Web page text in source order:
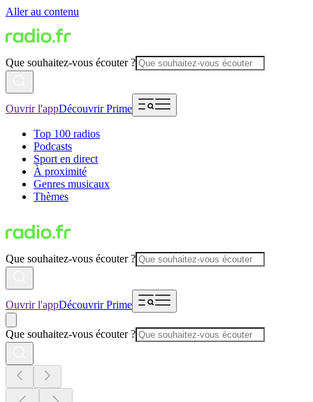
Aller au contenu
Que souhaitez-vous écouter ?
Ouvrir l'appDécouvrir Prime
Top 100 radios
Podcasts
Sport en direct
À proximité
Genres musicaux
Thèmes
Que souhaitez-vous écouter ?
Ouvrir l'appDécouvrir Prime
Que souhaitez-vous écouter ?